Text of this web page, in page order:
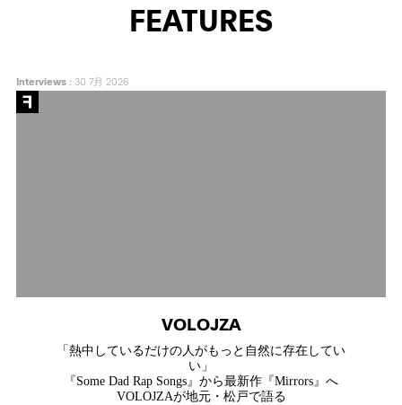
FEATURES
Interviews:30 7月 2026
VOLOJZA
「熱中しているだけの人がもっと自然に存在してい
い」
『Some Dad Rap Songs』から最新作『Mirrors』へ
VOLOJZAが地元・松戸で語る